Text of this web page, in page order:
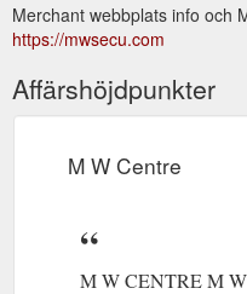
Merchant webbplats info och
https://mwsecu.com
Affärshöjdpunkter
M W Centre
M W CENTRE M